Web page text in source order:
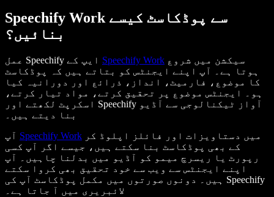
Speechify Work سے پوڈکاسٹ کیسے
بنائیں؟
Speechify Work
ہوتا ہے۔ آپ اپنے ایجنٹس کو بتاتے ہیں کہ پوڈکاسٹ
کا موضوع، فارمیٹ، انداز، ذرائع اور دورانیہ کیا
ہو۔ ایجنٹس موضوع پر تحقیق کرتے، مواد تیار کرتے،
اسکرپٹ لکھتے اور Speechify آواز ٹیکنالوجی سے آڈیو
بنا دیتے ہیں۔
Speechify Work
کے بھی پوڈکاسٹ بنا سکتے ہیں، جیسے اگر آپ کسی
رپورٹ یا ریسرچ میمو کو آڈیو میں بدلنا چاہیں۔ آپ
اپنے ایجنٹس سے ویب سے خود تحقیق بھی کروا سکتے
ہیں۔ دونوں صورتوں میں مکمل پوڈکاسٹ آپ کی Speechify
لائبریری میں آ جاتا ہے۔